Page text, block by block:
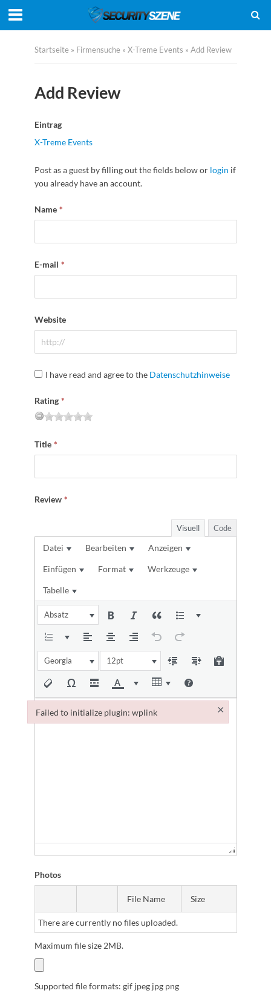
Startseite » Firmensuche » X-Treme Events » Add Review
Add Review
Eintrag
X-Treme Events
Post as a guest by filling out the fields below or login if
you already have an account.
Name *
E-mail *
Website
I have read and agree to the Datenschutzhinweise
Rating *
Title *
Review *
Visuell Code
Datei Bearbeiten Anzeigen
Einfügen Format Werkzeuge
Tabelle
Absatz
Georgia 12pt
Photos
File Name Size
There are currently no files uploaded.
Maximum file size 2MB.
Supported file formats: gif jpeg jpg png
Failed to initialize plugin: wplink ×
Failed to initialize plugin: wplink